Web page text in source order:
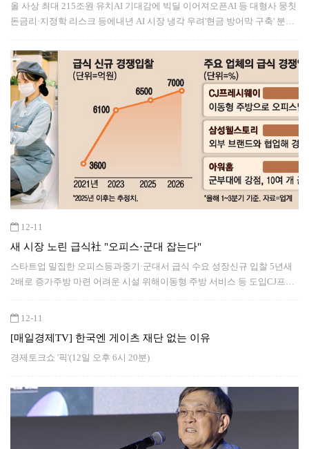
올 사상 최대 215조원 유치AI 기대감에 빅딜 이어져오픈AI 등 대형사 뭉칫
돈금리·지정학 리스크 등에내년 AI 시장 냉각 우려'현금 방어막 구축' 분석
12-11
새 시장 노린 급식社 "오피스·군대 잡는다"
스타트업 밀집한 오피스등과중기·군대서 급식 수요 성장신규 입찰 5년새
2배로 증가주방 마련 어려운 시설 위해이동형 주방 서비스 등 도입CJ프레
12-11
[매일경제TV] 한국엔 게이츠 재단 없는 이유
경제토크쇼 '픽'(12일 오후 6시 20분)